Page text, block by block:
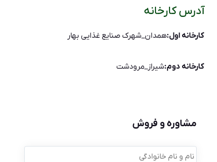
آدرس کارخانه
کارخانه اول:همدان_شهرک صنایع غذایی بهار
کارخانه دوم:شیراز_مرودشت
مشاوره و فروش
نام
و